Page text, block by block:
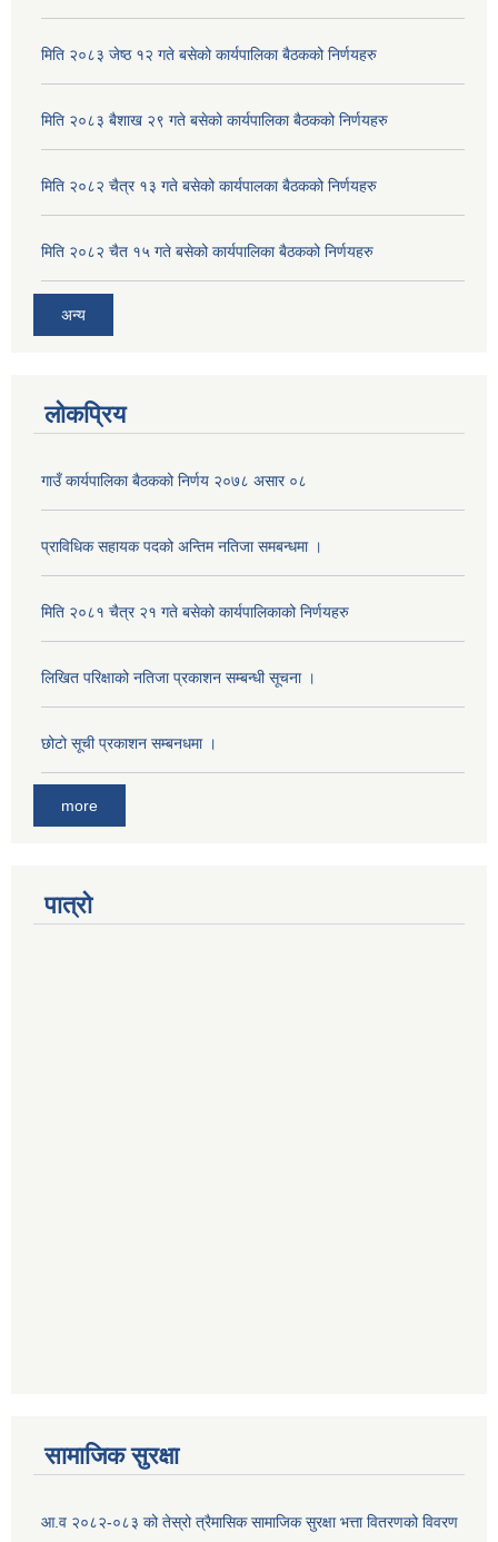
मिति २०८३ जेष्ठ १२ गते बसेको कार्यपालिका बैठकको निर्णयहरु
मिति २०८३ बैशाख २९ गते बसेको कार्यपालिका बैठकको निर्णयहरु
मिति २०८२ चैत्र १३ गते बसेको कार्यपालका बैठकको निर्णयहरु
मिति २०८२ चैत १५ गते बसेको कार्यपालिका बैठकको निर्णयहरु
अन्य
लोकप्रिय
गाउँ कार्यपालिका बैठकको निर्णय २०७८ असार ०८
प्राविधिक सहायक पदको अन्तिम नतिजा समबन्धमा ।
मिति २०८१ चैत्र २१ गते बसेको कार्यपालिकाको निर्णयहरु
लिखित परिक्षाको नतिजा प्रकाशन सम्बन्धी सूचना ।
छोटो सूची प्रकाशन सम्बनधमा ।
more
पात्रो
सामाजिक सुरक्षा
आ.व २०८२-०८३ को तेस्रो त्रैमासिक सामाजिक सुरक्षा भत्ता वितरणको विवरण